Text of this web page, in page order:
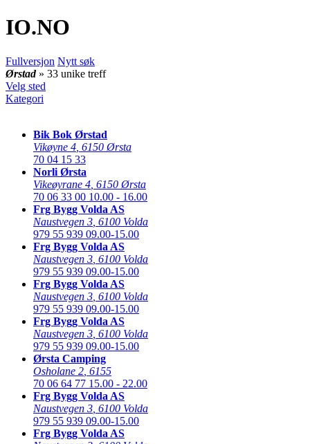
IO.NO
Fullversjon Nytt søk
Ørstad » 33 unike treff
Velg sted
Kategori
Bik Bok Ørstad
Vikøyne 4 6150 Ørsta
70 04 15 33
Norli Ørsta
Vikeøyrane 4 6150 Ørsta
70 06 33 00 10.00 - 16.00
Frg Bygg Volda AS
Naustvegen 3 6100 Volda
979 55 939 09.00-15.00
Frg Bygg Volda AS
Naustvegen 3 6100 Volda
979 55 939 09.00-15.00
Frg Bygg Volda AS
Naustvegen 3 6100 Volda
979 55 939 09.00-15.00
Frg Bygg Volda AS
Naustvegen 3 6100 Volda
979 55 939 09.00-15.00
Ørsta Camping
Osholane 2 6155
70 06 64 77 15.00 - 22.00
Frg Bygg Volda AS
Naustvegen 3 6100 Volda
979 55 939 09.00-15.00
Frg Bygg Volda AS